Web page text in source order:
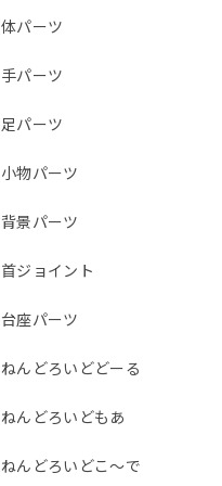
体パーツ
手パーツ
足パーツ
小物パーツ
背景パーツ
首ジョイント
台座パーツ
ねんどろいどどーる
ねんどろいどもあ
ねんどろいどこ～で